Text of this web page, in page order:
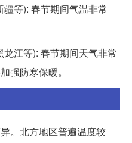
等): 春节期间气温非常
江等): 春节期间天气非常
强防寒保暖。
。北方地区普遍温度较